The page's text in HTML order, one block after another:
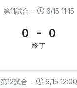
第11試合 · 6/15 11:15
0 - 0
終了
第12試合 · 6/15 12:00